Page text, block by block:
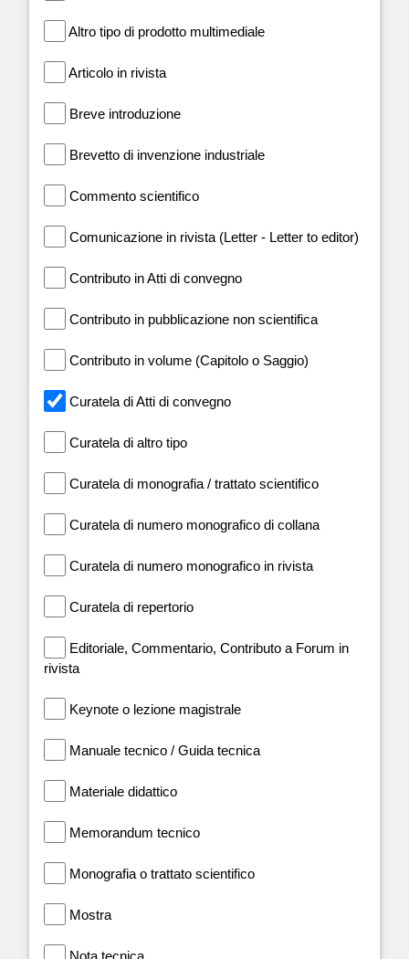
Altro tipo di prodotto multimediale
Articolo in rivista
Breve introduzione
Brevetto di invenzione industriale
Commento scientifico
Comunicazione in rivista (Letter - Letter to editor)
Contributo in Atti di convegno
Contributo in pubblicazione non scientifica
Contributo in volume (Capitolo o Saggio)
Curatela di Atti di convegno
Curatela di altro tipo
Curatela di monografia / trattato scientifico
Curatela di numero monografico di collana
Curatela di numero monografico in rivista
Curatela di repertorio
Editoriale, Commentario, Contributo a Forum in
rivista
Keynote o lezione magistrale
Manuale tecnico / Guida tecnica
Materiale didattico
Memorandum tecnico
Monografia o trattato scientifico
Mostra